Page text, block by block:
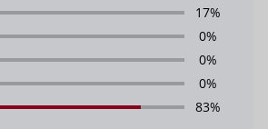
17%
0%
0%
0%
83%